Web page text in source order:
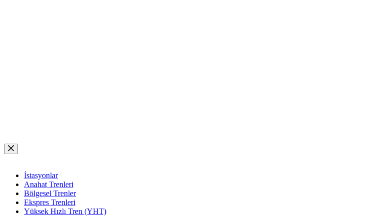
Skip
to
İstasyonlar
Anahat Trenleri
Bölgesel Trenler
Ekspres Trenleri
Yüksek Hızlı Tren (YHT)